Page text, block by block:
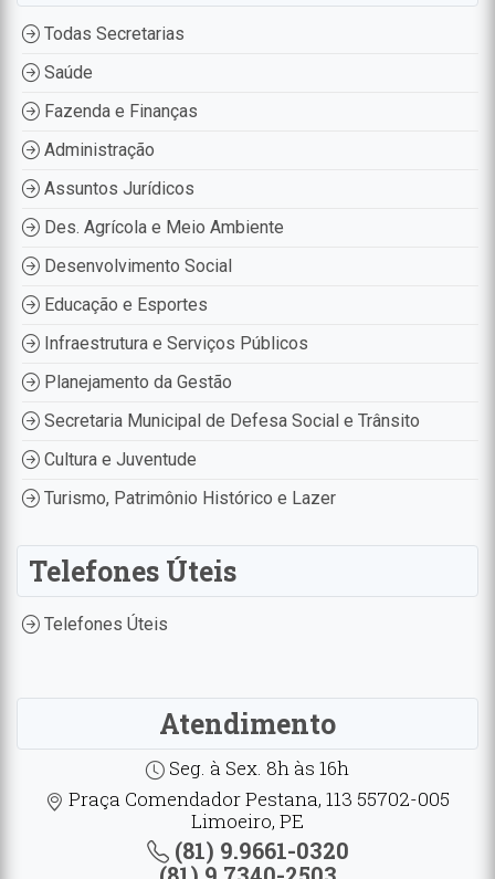
Todas Secretarias
Saúde
Fazenda e Finanças
Administração
Assuntos Jurídicos
Des. Agrícola e Meio Ambiente
Desenvolvimento Social
Educação e Esportes
Infraestrutura e Serviços Públicos
Planejamento da Gestão
Secretaria Municipal de Defesa Social e Trânsito
Cultura e Juventude
Turismo, Patrimônio Histórico e Lazer
Telefones Úteis
Telefones Úteis
Atendimento
Seg. à Sex. 8h às 16h
Praça Comendador Pestana, 113 55702-005
Limoeiro, PE
(81) 9.9661-0320